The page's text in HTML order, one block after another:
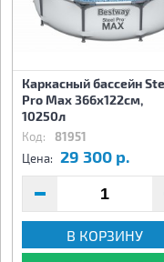
Каркасный бассейн
Pro Max 366х122см,
10250л
Код: 81951
Цена: 29 300 р.
В КОРЗИНУ